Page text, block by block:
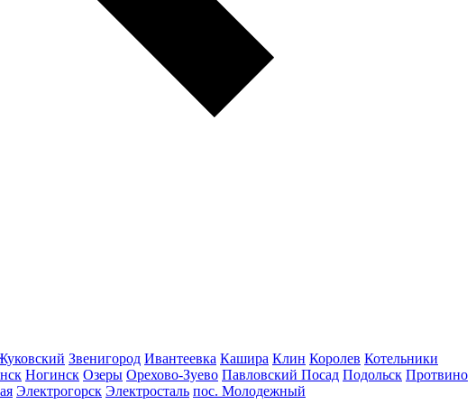
Звенигород Ивантеевка Кашира Клин Королев Котельники
Ногинск Озеры Орехово-Зуево Павловский Посад Подольск Протвино
Электрогорск Электросталь пос. Молодежный